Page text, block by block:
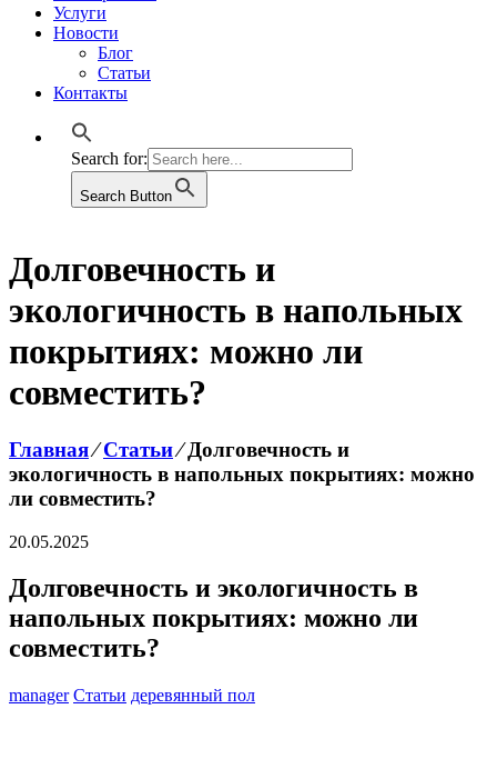
Услуги
Новости
Блог
Статьи
Контакты
Search for:
Search Button
Долговечность и
экологичность в напольных
покрытиях: можно ли
совместить?
Главная⁄Статьи⁄Долговечность и
экологичность в напольных покрытиях: можно
ли совместить?
20.05.2025
Долговечность и экологичность в
напольных покрытиях: можно ли
совместить?
manager Статьи деревянный пол